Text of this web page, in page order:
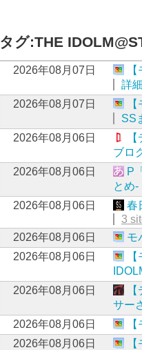
タグ:THE
2026年08月07日
詳細
2026年08月07日
SS
2026年08月06日
ブロ
2026年08月06日
P
とめ-
2026年08月06日
春
3
2026年08月06日
モ
2026年08月06日
2026年08月06日
サー
2026年08月06日
2026年08月06日